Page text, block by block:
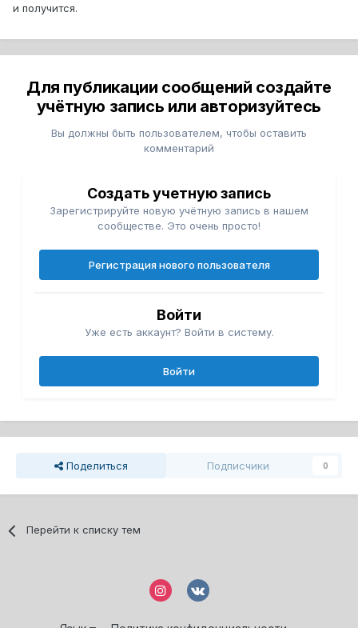
и получится.
Для публикации сообщений создайте
учётную запись или авторизуйтесь
Вы должны быть пользователем, чтобы оставить
комментарий
Создать учетную запись
Зарегистрируйте новую учётную запись в нашем
сообществе. Это очень просто!
Регистрация нового пользователя
Войти
Уже есть аккаунт? Войти в систему.
Войти
Поделиться Подписчики 0
Перейти к списку тем